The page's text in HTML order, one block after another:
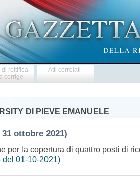
rettifica
corrige
Atti correlati
DI PIEVE EMANUELE
31 ottobre 2021)
per la copertura di quattro posti di
del 01-10-2021)